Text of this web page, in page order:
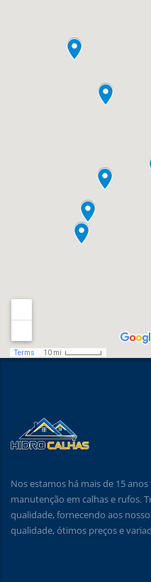
Nos estamos há mais de 15
manutenção em calhas e rufos.
qualidade, fornecendo aos
qualidade, ótimos preços e